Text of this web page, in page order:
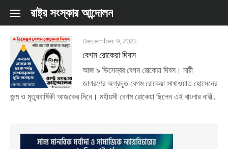
Skip to content
রাষ্ট্র সংস্কার আন্দোলন
December 9, 2022
বেগম রোকেয়া দিবস
আজ ৯ ডিসেম্বর বেগম রোকেয়া দিবস। নারী
জাগরণের অগ্রদূত বেগম রোকেয়া সাখাওয়াত হোসেনের
জন্ম ও মৃত্যুবার্ষিকী আজকের দিনে। মহীয়সী বেগম রোকেয়া ছিলেন এই বাংলার নারী...